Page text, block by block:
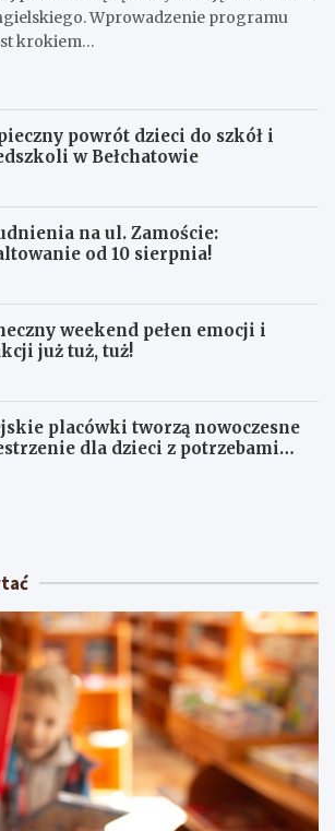
Wprowadzenie programu
krokiem…
powrót dzieci do szkół i
w Bełchatowie
na ul. Zamoście:
od 10 sierpnia!
weekend pełen emocji i
już tuż, tuż!
placówki tworzą nowoczesne
dla dzieci z potrzebami